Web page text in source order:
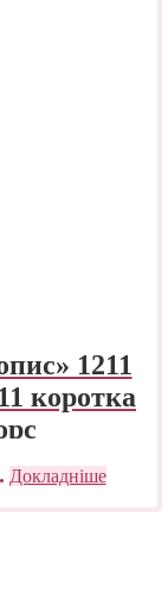
1211
коротка
Докладніше